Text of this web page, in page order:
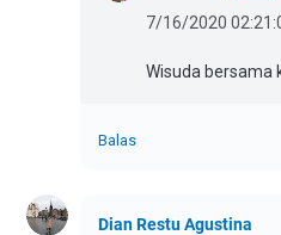
7/16/2020
Wisuda bersama
Balas
Dian Restu Agustina